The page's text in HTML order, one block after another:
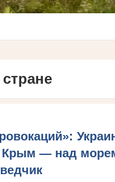
Крым — над